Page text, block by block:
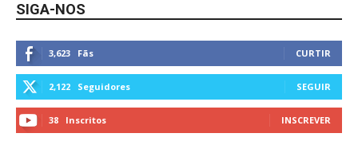
SIGA-NOS
3,623 Fãs CURTIR
2,122 Seguidores SEGUIR
38 Inscritos INSCREVER